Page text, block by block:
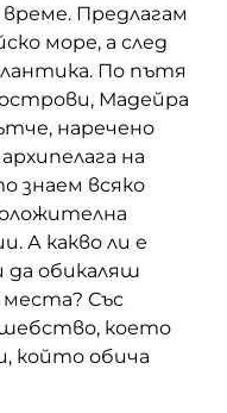
Предлагам
море, а след
По пътя
Мадейра
наречено
на
знаем всяко
А какво ли е
да обикаляш
Със
което
който обича